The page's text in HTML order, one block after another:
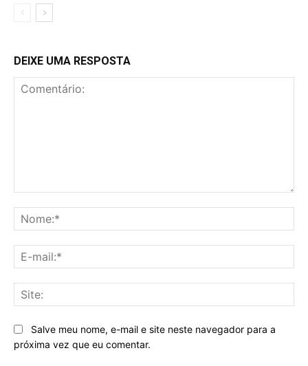
DEIXE UMA RESPOSTA
Salve meu nome, e-mail e site neste navegador para a
próxima vez que eu comentar.